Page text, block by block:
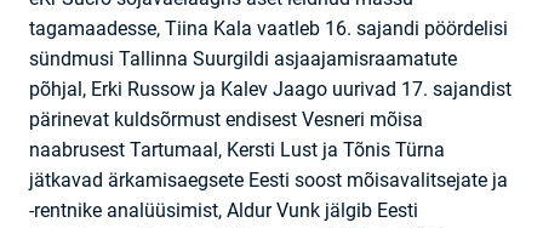
tagamaadesse, Tiina Kala vaatleb 16. sajandi pöördelisi
sündmusi Tallinna Suurgildi asjaajamisraamatute
põhjal, Erki Russow ja Kalev Jaago uurivad 17. sajandist
pärinevat kuldsõrmust endisest Vesneri mõisa
naabrusest Tartumaal, Kersti Lust ja Tõnis Türna
jätkavad ärkamisaegsete Eesti soost mõisavalitsejate ja
-rentnike analüüsimist, Aldur Vunk jälgib Eesti